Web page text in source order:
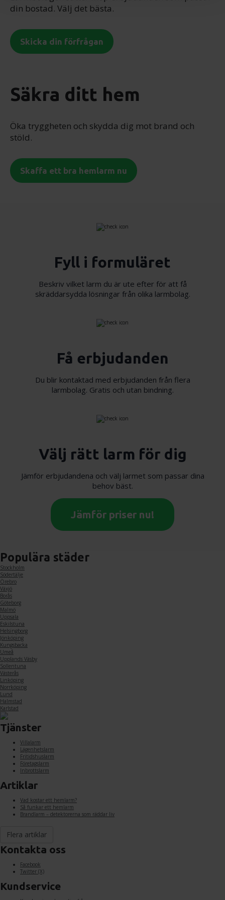
för sociala medier och analysera vår trafik. Vi
information från din enhet till de sociala medier och
annons- och analysföretag som vi samarbetar med.
din bostad. Välj det bästa.
Skicka din förfrågan
Säkra ditt hem
Öka tryggheten och skydda dig mot brand och
stöld.
Skaffa ett bra hemlarm nu
Fyll i formuläret
Beskriv vilket larm du är ute efter för att få
skräddarsydda lösningar från olika larmbolag.
Få erbjudanden
Du blir kontaktad med erbjudanden från flera
larmbolag. Gratis och utan bindning.
Välj rätt larm för dig
Jämför erbjudandena och välj larmet som passar dina
behov bäst.
Jämför priser nu!
Populära städer
Stockholm
Södertälje
Örebro
Växjö
Borås
Göteborg
Malmö
Uppsala
Eskilstuna
Helsingborg
Jönköping
Kungsbacka
Umeå
Upplands Väsby
Sollentuna
Västerås
Linköping
Norrköping
Lund
Halmstad
Karlstad
Tjänster
Villalarm
Lägenhetslarm
Fritidshuslarm
Företagslarm
Inbrottslarm
Artiklar
Vad kostar ett hemlarm?
Så funkar ett hemlarm
Brandlarm – detektorerna som räddar liv
Flera artiklar
Kontakta oss
Facebook
Twitter (X)
Kundservice